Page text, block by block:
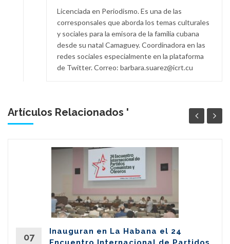
Licenciada en Periodismo. Es una de las
corresponsales que aborda los temas culturales
y sociales para la emisora de la familia cubana
desde su natal Camaguey. Coordinadora en las
redes sociales especialmente en la plataforma
de Twitter. Correo: barbara.suarez@icrt.cu
Artículos Relacionados '
07
Inauguran en La Habana el 24